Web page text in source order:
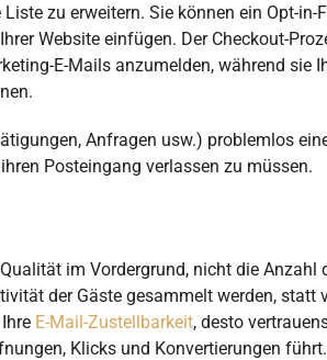
zu erweitern. Sie können ein Opt-
Website einfügen. Der Checkout-
E-Mails anzumelden, während sie
Anfragen usw.) problemlos
Posteingang verlassen zu müssen.
im Vordergrund, nicht die Anzahl
der Gäste gesammelt werden, statt
E-Mail-Zustellbarkeit, desto
Klicks und Konvertierungen führt.